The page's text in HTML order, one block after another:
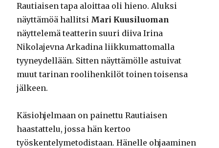
Rautiaisen tapa aloittaa oli hieno. Aluksi
näyttämöä hallitsi Mari Kuusiluoman
näyttelemä teatterin suuri diiva Irina
Nikolajevna Arkadina liikkumattomalla
tyyneydellään. Sitten näyttämölle astuivat
muut tarinan roolihenkilöt toinen toisensa
jälkeen.
Käsiohjelmaan on painettu Rautiaisen
haastattelu, jossa hän kertoo
työskentelymetodistaan. Hänelle ohjaaminen